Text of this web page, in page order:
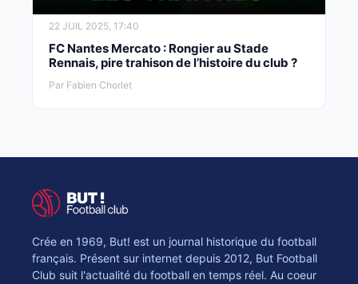
22 JUIL 2025, 17:40
FC Nantes Mercato : Rongier au Stade
Rennais, pire trahison de l’histoire du club ?
Par Fabien Chorlet
Crée en 1969, But! est un journal historique du football
français. Présent sur internet depuis 2012, But Football
Club suit l'actualité du football en temps réel. Au coeur